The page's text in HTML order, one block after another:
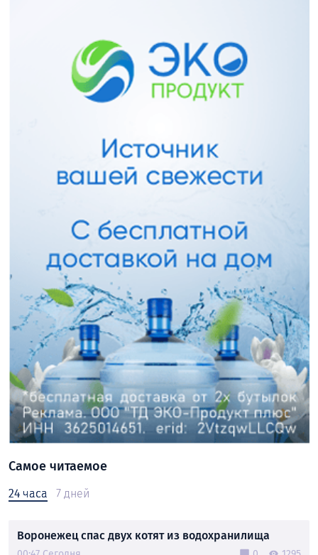
Самое читаемое
24 часа 7 дней
Воронежец спас двух котят из водохранилища